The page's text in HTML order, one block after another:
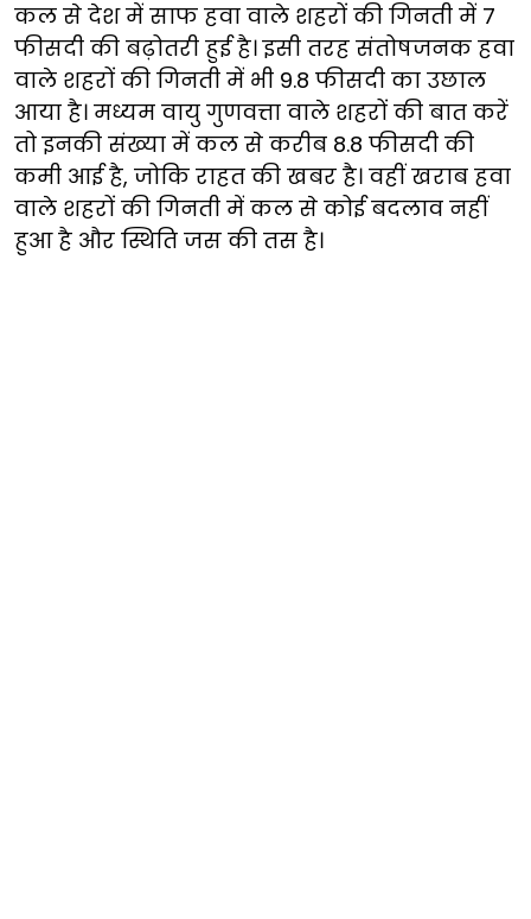
कल से देश में साफ हवा वाले शहरों की गिनती में 7
फीसदी की बढ़ोतरी हुई है। इसी तरह संतोषजनक हवा
वाले शहरों की गिनती में भी 9.8 फीसदी का उछाल
आया है। मध्यम वायु गुणवत्ता वाले शहरों की बात करें
तो इनकी संख्या में कल से करीब 8.8 फीसदी की
कमी आई है, जोकि राहत की खबर है। वहीं खराब हवा
वाले शहरों की गिनती में कल से कोई बदलाव नहीं
हुआ है और स्थिति जस की तस है।